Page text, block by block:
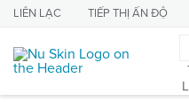
LIÊN LẠC TIẾP THỊ ẤN ĐỘ